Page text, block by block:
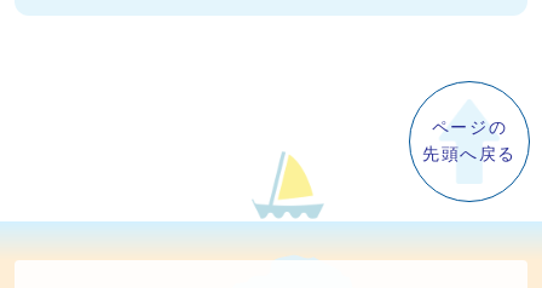
ページの
先頭へ戻る